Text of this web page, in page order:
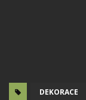
DEKORACE